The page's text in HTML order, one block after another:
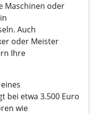
Maschinen oder
Auch
oder Meister
Ihre
bei etwa 3.500 Euro
wie